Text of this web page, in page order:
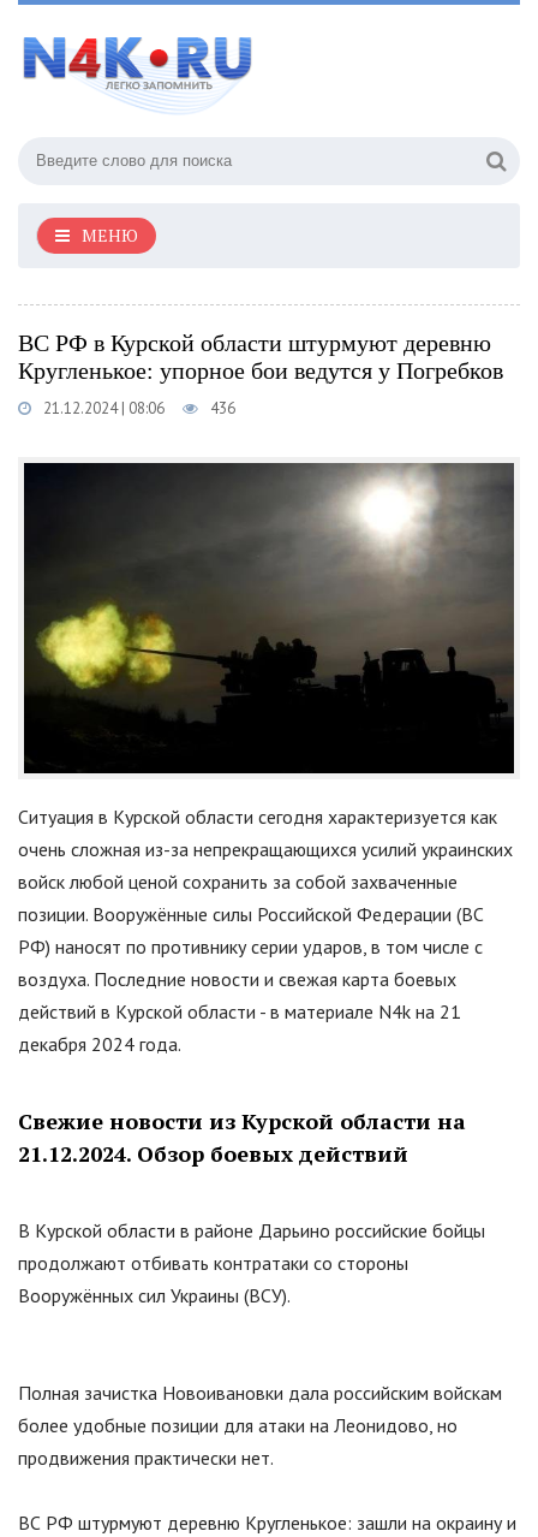
МЕНЮ
ВС РФ в Курской области штурмуют деревню
Кругленькое: упорное бои ведутся у Погребков
21.12.2024 | 08:06 436
Ситуация в Курской области сегодня характеризуется как
очень сложная из-за непрекращающихся усилий украинских
войск любой ценой сохранить за собой захваченные
позиции. Вооружённые силы Российской Федерации (ВС
РФ) наносят по противнику серии ударов, в том числе с
воздуха. Последние новости и свежая карта боевых
действий в Курской области - в материале N4k на 21
декабря 2024 года.
Свежие новости из Курской области на
21.12.2024. Обзор боевых действий
В Курской области в районе Дарьино российские бойцы
продолжают отбивать контратаки со стороны
Вооружённых сил Украины (ВСУ).
Полная зачистка Новоивановки дала российским войскам
более удобные позиции для атаки на Леонидово, но
продвижения практически нет.
ВС РФ штурмуют деревню Кругленькое: зашли на окраину и